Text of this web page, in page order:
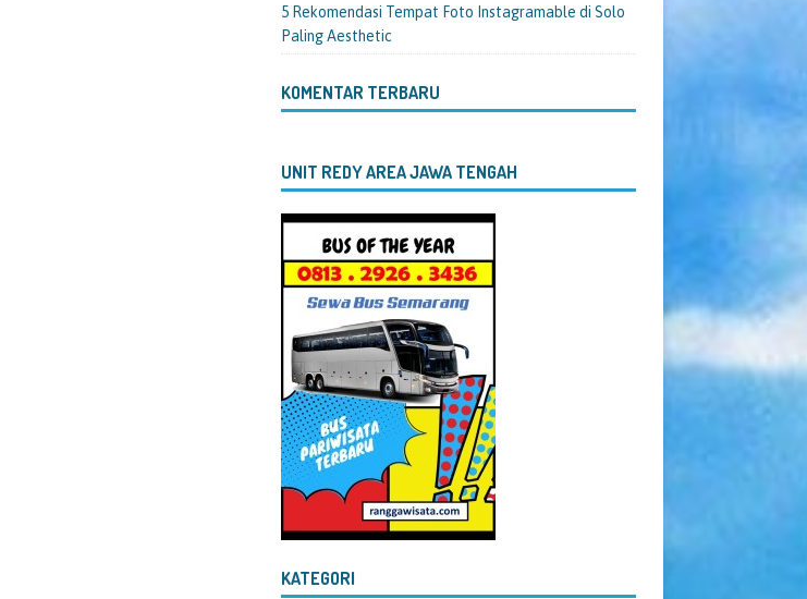
5 Rekomendasi Tempat Foto Instagramable di Solo
Paling Aesthetic
KOMENTAR TERBARU
UNIT REDY AREA JAWA TENGAH
KATEGORI